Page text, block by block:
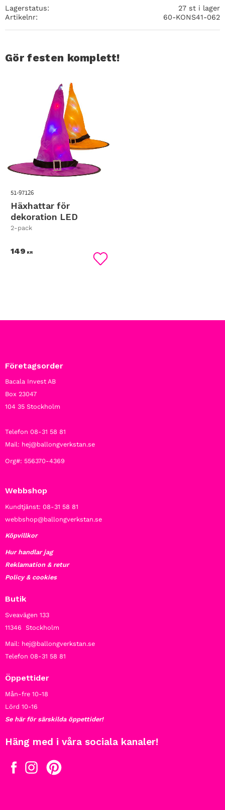
Lagerstatus
27 st i lager
Artikelnr
60-KONS41-062
Gör festen komplett!
Häxhattar för
dekoration LED
2-pack
51-97126
149 KR
Lägg till i favoriter
Företagsorder
Bacala Invest AB
Box 23047
104 35 Stockholm
Telefon 08-31 58 81
Mail: hej@ballongverkstan.se
Org#: 556370-4369
Webbshop
Kundtjänst: 08-31 58 81
webbshop@ballongverkstan.se
Köpvillkor
Hur handlar jag
Reklamation & retur
Policy & cookies
Butik
Sveavägen 133
11346 Stockholm
Mail: hej@ballongverkstan.se
Telefon 08-31 58 81
Öppettider
Mån-fre 10-18
Lörd 10-16
Se här för särskilda öppettider!
Häng med i våra sociala kanaler!